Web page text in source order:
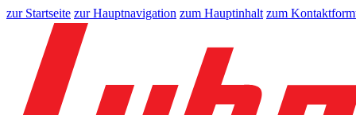
zur Startseite zur Hauptnavigation zum Hauptinhalt zum